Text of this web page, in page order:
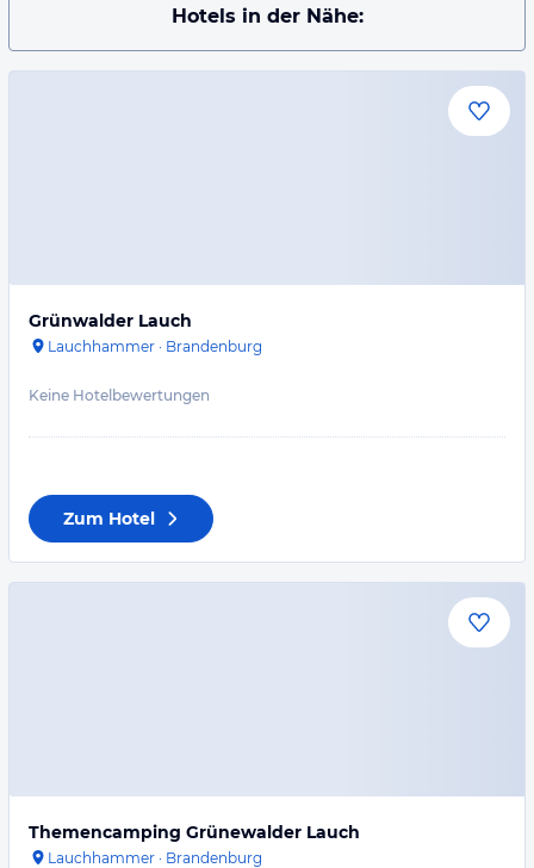
Hotels in der Nähe:
Grünwalder Lauch
Lauchhammer · Brandenburg
Keine Hotelbewertungen
Zum Hotel
Themencamping Grünewalder Lauch
Lauchhammer · Brandenburg